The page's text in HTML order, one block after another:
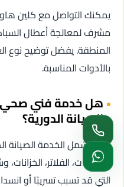
يمكنك التواصل مع كلين
مشرف لمعالجة أعطال
المنطقة. يفضل توضيح نوع
بالأدوات المناسبة.
هل خدمة فني
الصيانة الدورية؟
نعم، تشمل الخدمة الصيانة
المضخات، الفلاتر،
التي قد تسبب تسريبًا أو